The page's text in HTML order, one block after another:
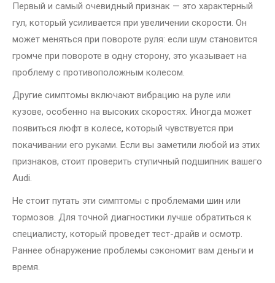
Первый и самый очевидный признак — это характерный
гул, который усиливается при увеличении скорости. Он
может меняться при повороте руля: если шум становится
громче при повороте в одну сторону, это указывает на
проблему с противоположным колесом.
Другие симптомы включают вибрацию на руле или
кузове, особенно на высоких скоростях. Иногда может
появиться люфт в колесе, который чувствуется при
покачивании его руками. Если вы заметили любой из этих
признаков, стоит проверить ступичный подшипник вашего
Audi.
Не стоит путать эти симптомы с проблемами шин или
тормозов. Для точной диагностики лучше обратиться к
специалисту, который проведет тест-драйв и осмотр.
Раннее обнаружение проблемы сэкономит вам деньги и
время.